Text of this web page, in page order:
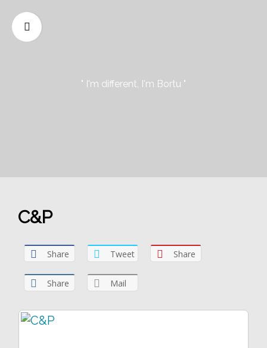
" I'm different, I'm Bortu "
C&P
Share Tweet Share
Share Mail